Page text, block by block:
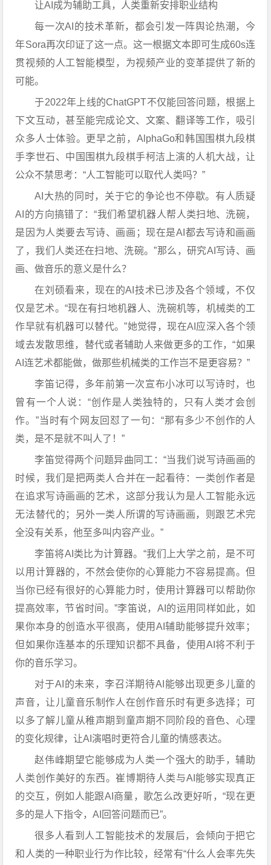
让AI成为辅助工具，人类重新安排职业结构
每一次AI的技术革新，都会引发一阵舆论热潮，今
年Sora再次印证了这一点。这一根据文本即可生成60s连
贯视频的人工智能模型，为视频产业的变革提供了新的
可能。
于2022年上线的ChatGPT不仅能回答问题，根据上
下文互动，甚至能完成论文、文案、翻译等工作，吸引
众多人士体验。更早之前，AlphaGo和韩国围棋九段棋
手李世石、中国围棋九段棋手柯洁上演的人机大战，让
公众不禁思考：“人工智能可以取代人类吗？”
AI大热的同时，关于它的争论也不停歇。有人质疑
AI的方向搞错了：“我们希望机器人帮人类扫地、洗碗，
是因为人类要去写诗、画画；现在是AI都去写诗和画画
了，我们人类还在扫地、洗碗。”那么，研究AI写诗、画
画、做音乐的意义是什么？
在刘硕看来，现在的AI技术已涉及各个领域，不仅
仅是艺术。“现在有扫地机器人、洗碗机等，机械类的工
作早就有机器可以替代。”她觉得，现在AI应深入各个领
域去发散思维，替代或者辅助人来做更多的工作，“如果
AI连艺术都能做，做那些机械类的工作岂不是更容易？”
李笛记得，多年前第一次宣布小冰可以写诗时，也
曾有一个人说：“创作是人类独特的，只有人类才会创
作。”当时有个网友回怼了一句：“那有多少不创作的人
类，是不是就不叫人了！”
李笛觉得两个问题异曲同工：“当我们说写诗画画的
时候，我们是把两类人合并在一起看待：一类创作者是
在追求写诗画画的艺术，这部分我认为是人工智能永远
无法替代的；另外一类人所谓的写诗画画，则跟艺术完
全没有关系，他至多叫内容产业。”
李笛将AI类比为计算器。“我们上大学之前，是不可
以用计算器的，不然会使你的心算能力不容易提高。但
当你已经有很好的心算能力时，使用计算器可以帮助你
提高效率，节省时间。”李笛说，AI的运用同样如此，如
果你本身的创造水平很高，使用AI辅助能够提升效率；
但如果你连基本的乐理知识都不具备，使用AI将不利于
你的音乐学习。
对于AI的未来，李召洋期待AI能够出现更多儿童的
声音，让儿童音乐制作人在创作音乐时有更多选择；可
以多了解儿童从稚声期到童声期不同阶段的音色、心理
的变化规律，让AI演唱时更符合儿童的情感表达。
赵伟峰期望它能够成为人类一个强大的助手，辅助
人类创作美好的东西。崔博期待人类与AI能够实现真正
的交互，例如人能跟AI商量，歌怎么改更好听，“现在更
多的是人下指令，AI回答问题而已”。
很多人看到人工智能技术的发展后，会倾向于把它
和人类的一种职业行为作比较，经常有“什么人会率先失